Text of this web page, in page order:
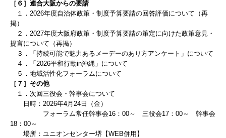
［６］連合大阪からの要請
１．2026年度自治体政策・制度予算要請の回答評価について（再
掲）
２．2027年度大阪府政策・制度予算要請の策定に向けた政策意見・
提言について（再掲）
３．「持続可能で魅力あるメーデーのあり方アンケート」について
４．「2026平和行動in沖縄」について
５．地域活性化フォーラムについて
［７］ その他
１． 次回三役会・幹事会について
日時： 2026年4 月24日（金）
フォーラム常任幹事会16：00～ 三役会17 ：00～ 幹事会
18 ：00～
場所：ユニオンセンター堺【WEB併用】